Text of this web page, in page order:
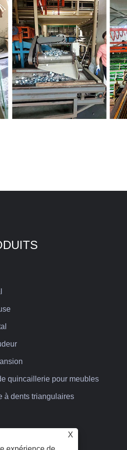
quincaillerie pour meubles
à dents triangulaires
X